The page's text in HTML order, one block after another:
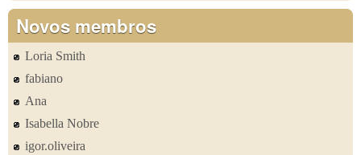
Novos membros
Loria Smith
fabiano
Ana
Isabella Nobre
igor.oliveira